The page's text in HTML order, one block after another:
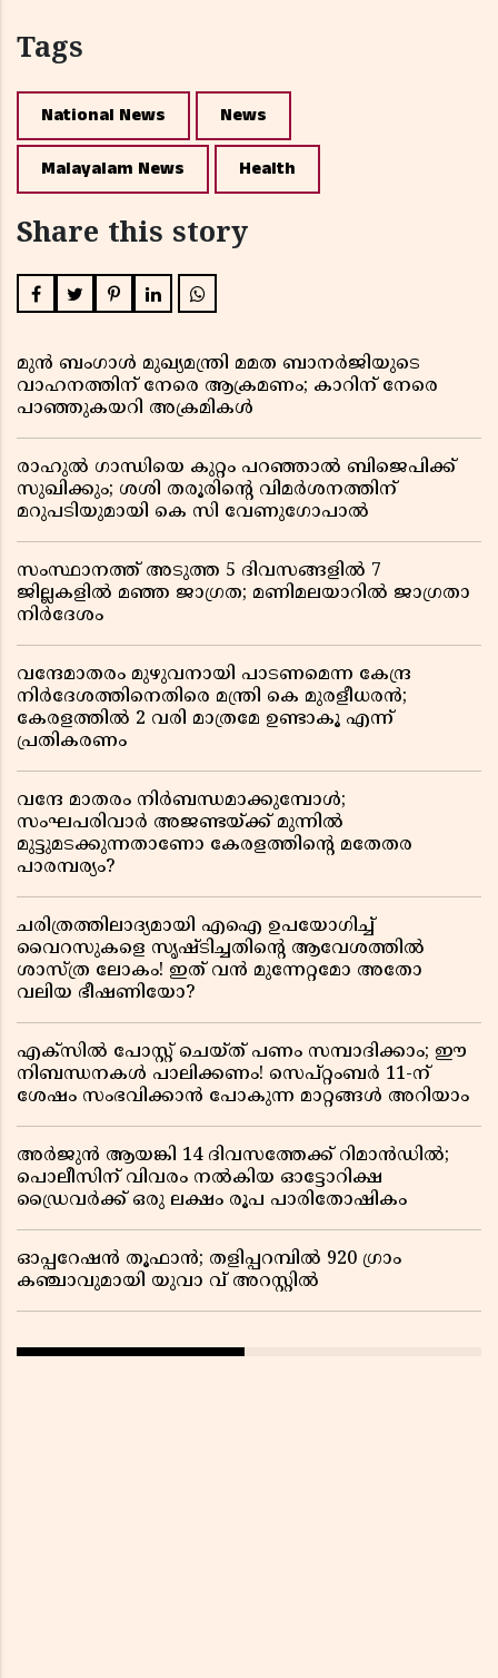
Tags
National News News
Malayalam News Health
Share this story
മുൻ ബംഗാൾ മുഖ്യമന്ത്രി മമത ബാനർജിയുടെ
വാഹനത്തിന് നേരെ ആക്രമണം; കാറിന് നേരെ
പാഞ്ഞുകയറി അക്രമികൾ
രാഹുൽ ഗാന്ധിയെ കുറ്റം പറഞ്ഞാൽ ബിജെപിക്ക്
സുഖിക്കും; ശശി തരൂരിന്റെ വിമർശനത്തിന്
മറുപടിയുമായി കെ സി വേണുഗോപാൽ
സംസ്ഥാനത്ത് അടുത്ത 5 ദിവസങ്ങളിൽ 7
ജില്ലകളിൽ മഞ്ഞ ജാഗ്രത; മണിമലയാറിൽ ജാഗ്രതാ
നിർദേശം
വന്ദേമാതരം മുഴുവനായി പാടണമെന്ന കേന്ദ്ര
നിർദേശത്തിനെതിരെ മന്ത്രി കെ മുരളീധരൻ;
കേരളത്തിൽ 2 വരി മാത്രമേ ഉണ്ടാകൂ എന്ന്
പ്രതികരണം
വന്ദേ മാതരം നിർബന്ധമാക്കുമ്പോൾ;
സംഘപരിവാർ അജണ്ടയ്ക്ക് മുന്നിൽ
മുട്ടുമടക്കുന്നതാണോ കേരളത്തിന്റെ മതേതര
പാരമ്പര്യം?
ചരിത്രത്തിലാദ്യമായി എഐ ഉപയോഗിച്ച്
വൈറസുകളെ സൃഷ്ടിച്ചതിന്റെ ആവേശത്തിൽ
ശാസ്ത്ര ലോകം! ഇത് വൻ മുന്നേറ്റമോ അതോ
വലിയ ഭീഷണിയോ?
എക്സിൽ പോസ്റ്റ് ചെയ്ത് പണം സമ്പാദിക്കാം; ഈ
നിബന്ധനകൾ പാലിക്കണം! സെപ്റ്റംബർ 11-ന്
ശേഷം സംഭവിക്കാൻ പോകുന്ന മാറ്റങ്ങൾ അറിയാം
അർജുൻ ആയങ്കി 14 ദിവസത്തേക്ക് റിമാൻഡിൽ;
പൊലീസിന് വിവരം നൽകിയ ഓട്ടോറിക്ഷ
ഡ്രൈവർക്ക് ഒരു ലക്ഷം രൂപ പാരിതോഷികം
ഓപ്പറേഷൻ തൂഫാൻ; തളിപ്പറമ്പിൽ 920 ഗ്രാം
കഞ്ചാവുമായി യുവാ വ് അറസ്റ്റിൽ